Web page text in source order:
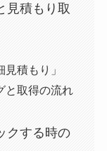
見積もり取
積もり」
と取得の流れ
クする時の